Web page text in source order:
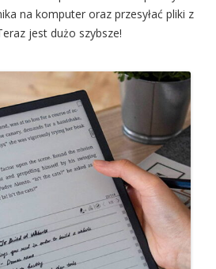
na komputer oraz przesyłać pliki z
jest dużo szybsze!